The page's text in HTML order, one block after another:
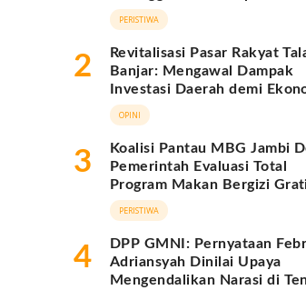
Hukum Adat Melayu Jambi
PERISTIWA
2
Revitalisasi Pasar Rakyat
Banjar: Mengawal Dampak
Investasi Daerah demi
Berkelanjutan
OPINI
3
Koalisi Pantau MBG Jambi
Pemerintah Evaluasi Total
Program Makan Bergizi
PERISTIWA
4
DPP GMNI: Pernyataan
Adriansyah Dinilai Upaya
Mengendalikan Narasi di